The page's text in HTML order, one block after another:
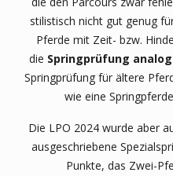
stilistisch nicht gut genug
Pferde mit Zeit- bzw.
die Springprüfung
Springprüfung für ältere
wie eine
Die LPO 2024 wurde aber
ausgeschriebene
Punkte, das Zwei-